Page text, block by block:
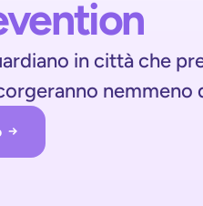
in città che
nemmeno
Case study